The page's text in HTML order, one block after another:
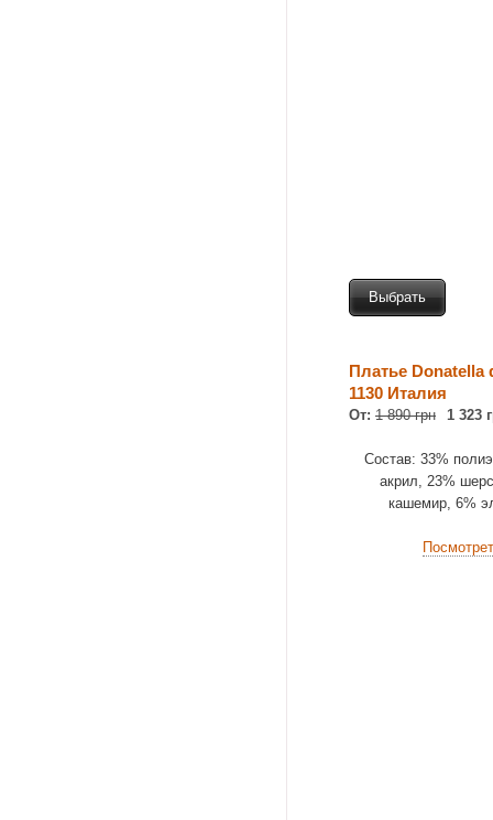
Выбрать
Платье Donatella
1130 Италия
От: 1 890 грн 1 323
Состав: 33%
акрил, 23%
кашемир, 6%